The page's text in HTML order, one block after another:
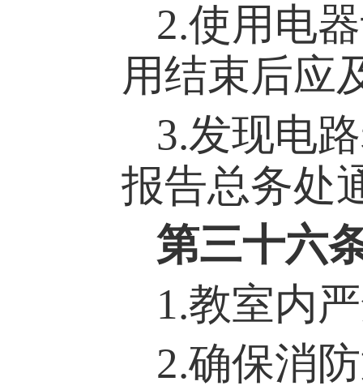
2.使用电
用结束后应
3.发现电
报告总务处
第三十六
1.教室内
2.确保消